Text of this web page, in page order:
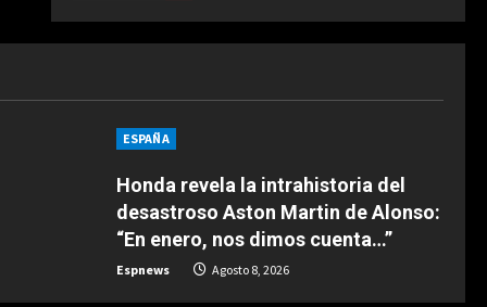
5
1
Agosto 8, 2026
DEPORTES
1-3: El Juárez, el único
mexicano que da la cara
ESPAÑA
Honda revela la intrahistoria del
desastroso Aston Martin de Alonso:
“En enero, nos dimos cuenta…”
Espnews Agosto 8, 2026